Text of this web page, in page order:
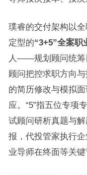
璞睿的交付架构以
定型的“3+5”全案职
人——规划顾问统筹
顾问把控求职方向
的简历修改与模拟
应。“5”指五位专
试顾问研析真题与
报，代投管家执行
业导师在终面等关键